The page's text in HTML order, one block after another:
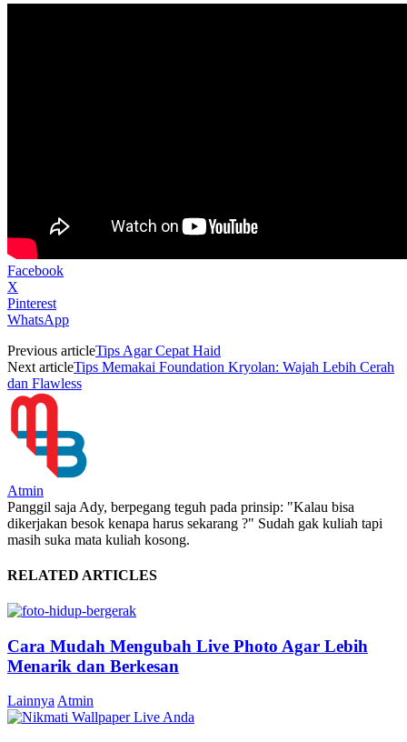
Facebook
X
Pinterest
WhatsApp
Previous articleTips Agar Cepat Haid
Next articleTips Memakai Foundation Kryolan: Wajah Lebih Cerah
dan Flawless
Atmin
Panggil saja Ady, berpegang teguh pada prinsip: "Kalau bisa
dikerjakan besok kenapa harus sekarang ?" Sudah gak kuliah tapi
masih suka mata kuliah kosong.
RELATED ARTICLES
Cara Mudah Mengubah Live Photo Agar Lebih
Menarik dan Berkesan
LainnyaAtmin